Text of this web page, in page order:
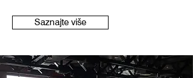
Saznajte više